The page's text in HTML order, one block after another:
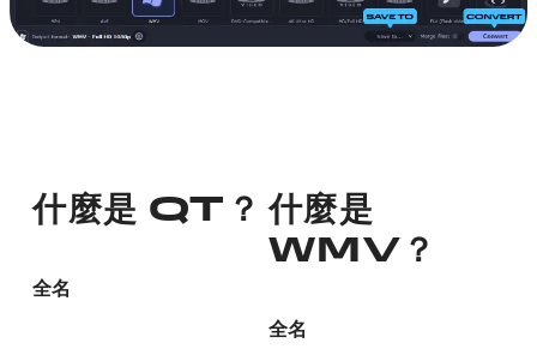
什麼是 QT？
全名
什麼是
WMV？
全名